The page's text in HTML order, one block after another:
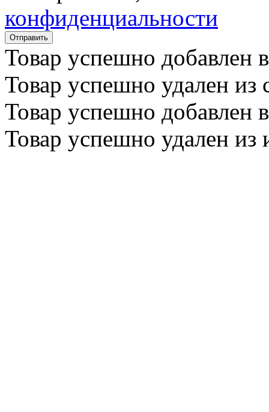
конфиденциальности
Товар успешно добавлен
Товар успешно удален из
Товар успешно добавлен
Товар успешно удален из